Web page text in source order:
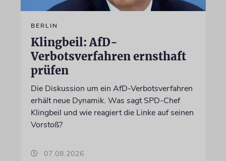
BERLIN
Klingbeil: AfD-
Verbotsverfahren ernsthaft
prüfen
Die Diskussion um ein AfD-Verbotsverfahren
erhält neue Dynamik. Was sagt SPD-Chef
Klingbeil und wie reagiert die Linke auf seinen
Vorstoß?
07.08.2026